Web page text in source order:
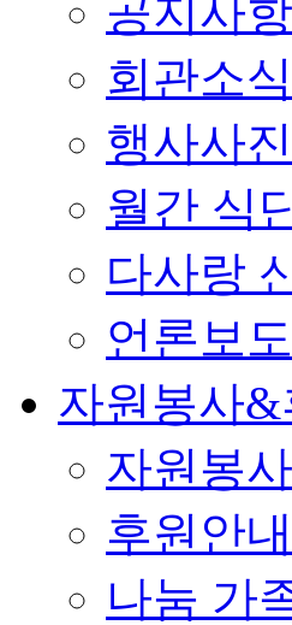
공지사항
회관소식
행사사진
월간 식
다사랑
언론보
자원봉사&
자원봉
후원안내
나눔 가